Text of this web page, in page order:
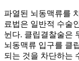
파열된 뇌동맥류를
료법은 일반적 수술
뉜다. 클립결찰술은
뇌동맥류 입구를 클
되는 것을 차단하는